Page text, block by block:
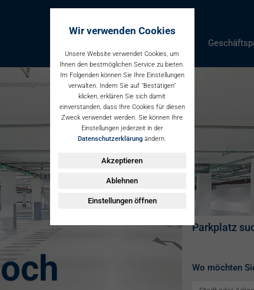
Parkplatz
Wo möchten
Wir verwenden Cookies
Unsere Website verwendet Cookies, um
Ihnen den bestmöglichen Service zu bieten.
Im Folgenden können Sie Ihre Einstellungen
verwalten. Indem Sie auf "Bestätigen"
klicken, erklären Sie sich damit
einverstanden, dass Ihre Cookies für diesen
Zweck verwendet werden. Sie können Ihre
Einstellungen jederzeit in der
Datenschutzerklärung ändern.
Akzeptieren
Ablehnen
Einstellungen öffnen